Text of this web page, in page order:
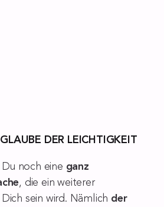
DER LEICHTIGKEIT
noch eine ganz
, die ein weiterer
sein wird. Nämlich der